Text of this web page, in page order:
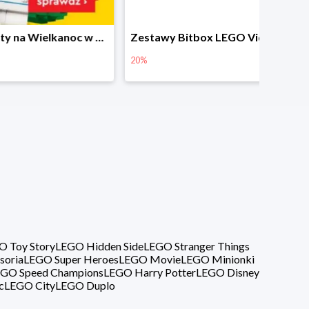
Prezenty na Wielkanoc w Planecie Klocków od 16,99 zł Zestawy Bitbox LEGO Vidiyo w Planecie Klocków -20%
Toy StoryLEGO Hidden SideLEGO Stranger Things
LEGO Super HeroesLEGO MovieLEGO Minionki
Speed ChampionsLEGO Harry PotterLEGO Disney
LEGO CityLEGO Duplo